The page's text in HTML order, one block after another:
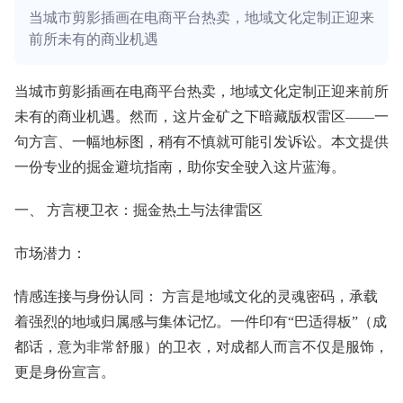
当城市剪影插画在电商平台热卖，地域文化定制正迎来
前所未有的商业机遇
当城市剪影插画在电商平台热卖，地域文化定制正迎来前所
未有的商业机遇。然而，这片金矿之下暗藏版权雷区——一
句方言、一幅地标图，稍有不慎就可能引发诉讼。本文提供
一份专业的掘金避坑指南，助你安全驶入这片蓝海。
一、 方言梗卫衣：掘金热土与法律雷区
市场潜力：
情感连接与身份认同： 方言是地域文化的灵魂密码，承载
着强烈的地域归属感与集体记忆。一件印有“巴适得板”（成
都话，意为非常舒服）的卫衣，对成都人而言不仅是服饰，
更是身份宣言。